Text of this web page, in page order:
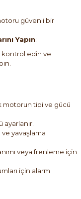
güvenli bir
Yapın:
kontrol edin ve
motorun tipi ve gücü
yavaşlama
veya frenleme için
için alarm